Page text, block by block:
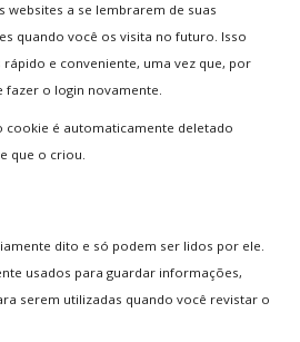
websites a se lembrarem de suas
quando você os visita no futuro. Isso
e conveniente, uma vez que, por
fazer o login novamente.
cookie é automaticamente deletado
que o criou.
dito e só podem ser lidos por ele.
usados para guardar informações,
serem utilizadas quando você revistar o